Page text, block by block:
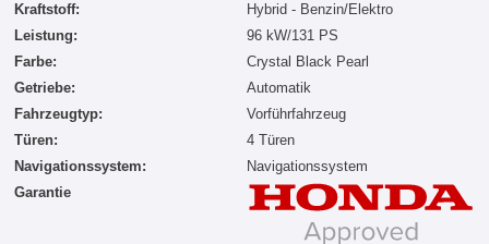
Kraftstoff:
Hybrid - Benzin/Elektro
Leistung:
96 kW/131 PS
Farbe:
Crystal Black Pearl
Getriebe:
Automatik
Fahrzeugtyp:
Vorführfahrzeug
Türen:
4 Türen
Navigationssystem:
Navigationssystem
Garantie